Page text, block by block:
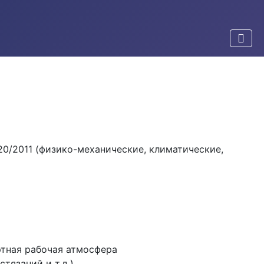
2011 (физико-механические, климатические,
рабочая атмосфера